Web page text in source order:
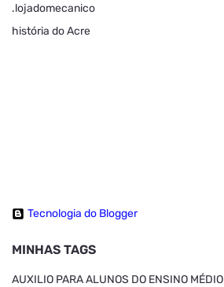
.lojadomecanico
história do Acre
Tecnologia do Blogger
MINHAS TAGS
AUXILIO PARA ALUNOS DO ENSINO MÉDIO